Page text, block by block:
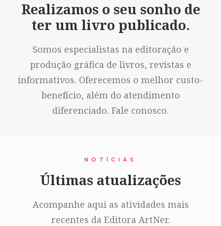
Realizamos o seu sonho de
ter um livro publicado.
Somos especialistas na editoração e
produção gráfica de livros, revistas e
informativos. Oferecemos o melhor custo-
benefício, além do atendimento
diferenciado. Fale conosco.
NOTÍCIAS
Últimas atualizações
Acompanhe aqui as atividades mais
recentes da Editora ArtNer.